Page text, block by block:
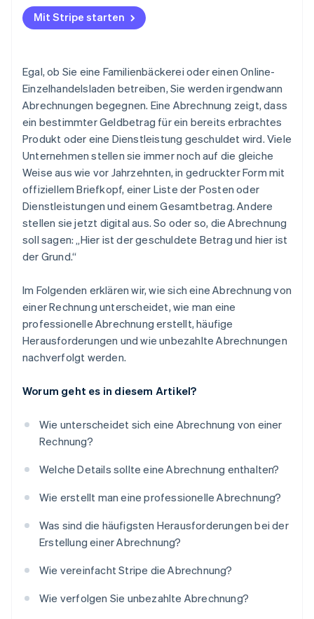
Weitere Anmerkungen
Mit Stripe starten
Egal, ob Sie eine Familienbäckerei oder einen Online-
Einzelhandelsladen betreiben, Sie werden irgendwann
Abrechnungen begegnen. Eine Abrechnung zeigt, dass
ein bestimmter Geldbetrag für ein bereits erbrachtes
Produkt oder eine Dienstleistung geschuldet wird. Viele
Unternehmen stellen sie immer noch auf die gleiche
Weise aus wie vor Jahrzehnten, in gedruckter Form mit
offiziellem Briefkopf, einer Liste der Posten oder
Dienstleistungen und einem Gesamtbetrag. Andere
stellen sie jetzt digital aus. So oder so, die Abrechnung
soll sagen: „Hier ist der geschuldete Betrag und hier ist
der Grund.“
Im Folgenden erklären wir, wie sich eine Abrechnung von
einer Rechnung unterscheidet, wie man eine
professionelle Abrechnung erstellt, häufige
Herausforderungen und wie unbezahlte Abrechnungen
nachverfolgt werden.
Worum geht es in diesem Artikel?
Wie unterscheidet sich eine Abrechnung von einer
Rechnung?
Welche Details sollte eine Abrechnung enthalten?
Wie erstellt man eine professionelle Abrechnung?
Was sind die häufigsten Herausforderungen bei der
Erstellung einer Abrechnung?
Wie vereinfacht Stripe die Abrechnung?
Wie verfolgen Sie unbezahlte Abrechnung?